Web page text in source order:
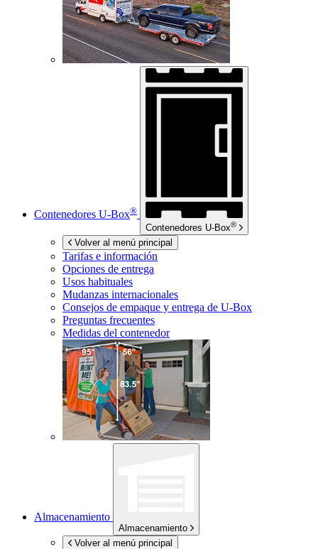
Contenedores U-Box®
Contenedores U-Box®
Volver al menú principal
Tarifas e información
Opciones de entrega
Usos habituales
Mudanzas internacionales
Consejos de empaque y entrega de U-Box
Preguntas frecuentes
Medidas del contenedor
Almacenamiento
Almacenamiento
Volver al menú principal